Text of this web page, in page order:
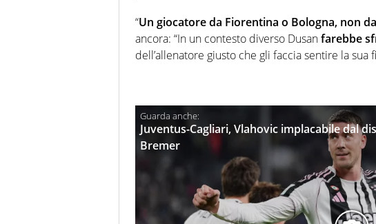
“Un giocatore da Fiorentina o Bologna, non
ancora: “In un contesto diverso Dusanfarebbe
dell’allenatore giusto che gli faccia sentire la sua
Juventus-Cagliari, Vlahovic implacabile dal
Bremer